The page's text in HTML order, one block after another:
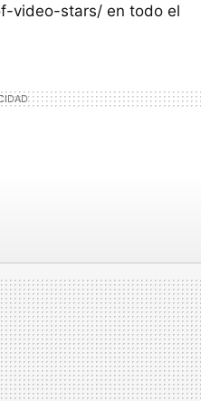
video-stars/ en todo el